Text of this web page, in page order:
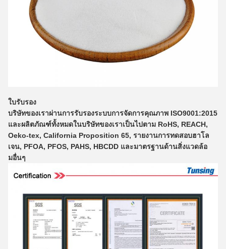
ใบรับรอง
บริษัทของเราผ่านการรับรองระบบการจัดการคุณภาพ ISO9001:2015
และผลิตภัณฑ์ทั้งหมดในบริษัทของเราเป็นไปตาม RoHS, REACH,
Oeko-tex, California Proposition 65, รายงานการทดสอบฮาโล
เจน, PFOA, PFOS, PAHS, HBCDD และมาตรฐานด้านสิ่งแวดล้อ
มอื่นๆ